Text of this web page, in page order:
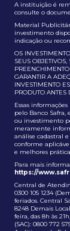
A instituição é
consulte o
Material
investimento
indicação ou
OS
SEUS
GARANTIR A
INVESTIMENTO
PRODUTO ANTES
Essas
pelo Banco Safra,
ou investimento
meramente
análise cadastral
conforme
e melhores
Para mais
https://
Central de
0300 105 1234
feriados. Central
8248 Demais
feira, das 8h às
(SAC): 0800 772